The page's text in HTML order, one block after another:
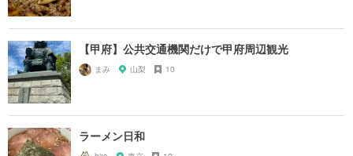
【甲府】公共交通機関だけで甲府周辺観光
まみ 山梨 10
ラーメン日和